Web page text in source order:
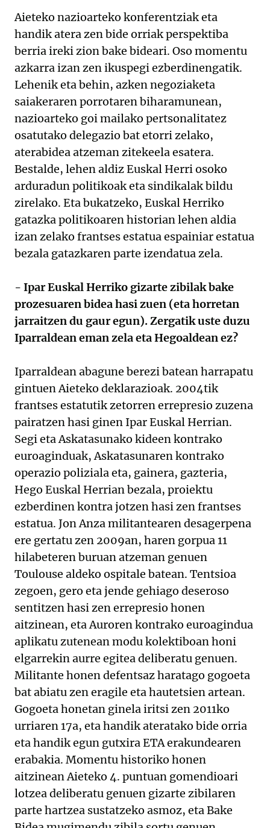
Aieteko nazioarteko konferentziak eta
handik atera zen bide orriak perspektiba
berria ireki zion bake bideari. Oso momentu
azkarra izan zen ikuspegi ezberdinengatik.
Lehenik eta behin, azken negoziaketa
saiakeraren porrotaren biharamunean,
nazioarteko goi mailako pertsonalitatez
osatutako delegazio bat etorri zelako,
aterabidea atzeman zitekeela esatera.
Bestalde, lehen aldiz Euskal Herri osoko
arduradun politikoak eta sindikalak bildu
zirelako. Eta bukatzeko, Euskal Herriko
gatazka politikoaren historian lehen aldia
izan zelako frantses estatua espainiar estatua
bezala gatazkaren parte izendatua zela.
- Ipar Euskal Herriko gizarte zibilak bake
prozesuaren bidea hasi zuen (eta horretan
jarraitzen du gaur egun). Zergatik uste duzu
Iparraldean eman zela eta Hegoaldean ez?
Iparraldean abagune berezi batean harrapatu
gintuen Aieteko deklarazioak. 2004tik
frantses estatutik zetorren errepresio zuzena
pairatzen hasi ginen Ipar Euskal Herrian.
Segi eta Askatasunako kideen kontrako
euroaginduak, Askatasunaren kontrako
operazio poliziala eta, gainera, gazteria,
Hego Euskal Herrian bezala, proiektu
ezberdinen kontra jotzen hasi zen frantses
estatua. Jon Anza militantearen desagerpena
ere gertatu zen 2009an, haren gorpua 11
hilabeteren buruan atzeman genuen
Toulouse aldeko ospitale batean. Tentsioa
zegoen, gero eta jende gehiago deseroso
sentitzen hasi zen errepresio honen
aitzinean, eta Auroren kontrako euroagindua
aplikatu zutenean modu kolektiboan honi
elgarrekin aurre egitea deliberatu genuen.
Militante honen defentsaz haratago gogoeta
bat abiatu zen eragile eta hautetsien artean.
Gogoeta honetan ginela iritsi zen 2011ko
urriaren 17a, eta handik ateratako bide orria
eta handik egun gutxira ETA erakundearen
erabakia. Momentu historiko honen
aitzinean Aieteko 4. puntuan gomendioari
lotzea deliberatu genuen gizarte zibilaren
parte hartzea sustatzeko asmoz, eta Bake